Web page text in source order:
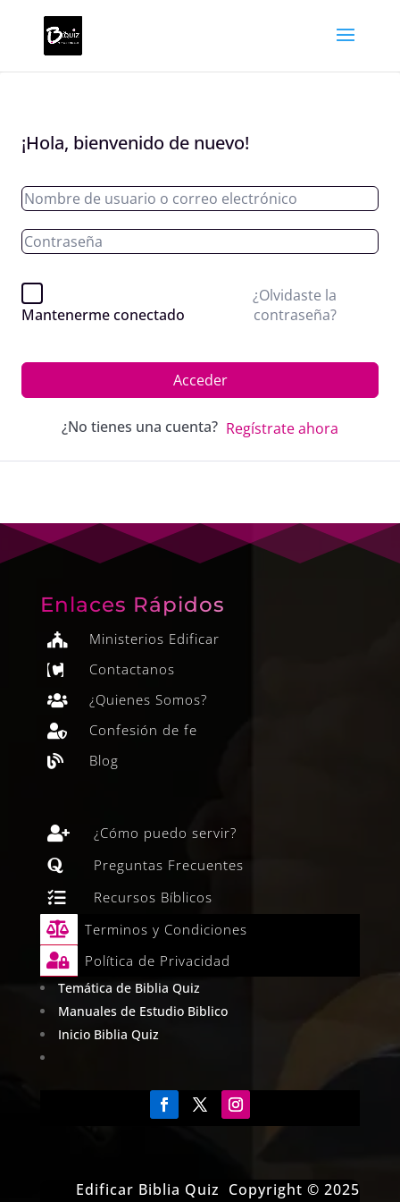
¡Hola, bienvenido de nuevo!
Mantenerme conectado
¿Olvidaste la
contraseña?
Acceder
¿No tienes una cuenta? Regístrate ahora
Enlaces Rápidos
 Ministerios Edificar
 Contactanos
 ¿Quienes Somos?
 Confesión de fe
 Blog
 ¿Cómo puedo servir?
 Preguntas Frecuentes
 Recursos Bíblicos
 Terminos y Condiciones
 Política de Privacidad
Temática de Biblia Quiz
Manuales de Estudio Biblico
Inicio Biblia Quiz
Edificar Biblia Quiz Copyright © 2025